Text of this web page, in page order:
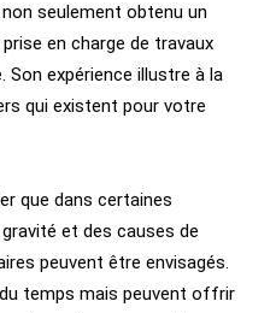
seulement obtenu un
en charge de travaux
Son expérience illustre à la
qui existent pour votre
que dans certaines
et des causes de
peuvent être envisagés.
temps mais peuvent offrir